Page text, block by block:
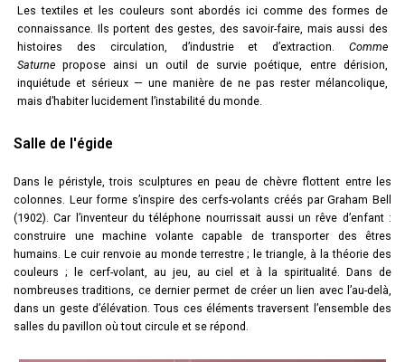
Les textiles et les couleurs sont abordés ici comme des formes de
connaissance. Ils portent des gestes, des savoir-faire, mais aussi des
histoires des circulation, d’industrie et d’extraction. Comme
Saturne propose ainsi un outil de survie poétique, entre dérision,
inquiétude et sérieux — une manière de ne pas rester mélancolique,
mais d’habiter lucidement l’instabilité du monde.
Salle de l'égide
Dans le péristyle, trois sculptures en peau de chèvre flottent entre les
colonnes. Leur forme s’inspire des cerfs-volants créés par Graham Bell
(1902). Car l’inventeur du téléphone nourrissait aussi un rêve d’enfant :
construire une machine volante capable de transporter des êtres
humains. Le cuir renvoie au monde terrestre ; le triangle, à la théorie des
couleurs ; le cerf-volant, au jeu, au ciel et à la spiritualité. Dans de
nombreuses traditions, ce dernier permet de créer un lien avec l’au-delà,
dans un geste d’élévation. Tous ces éléments traversent l’ensemble des
salles du pavillon où tout circule et se répond.